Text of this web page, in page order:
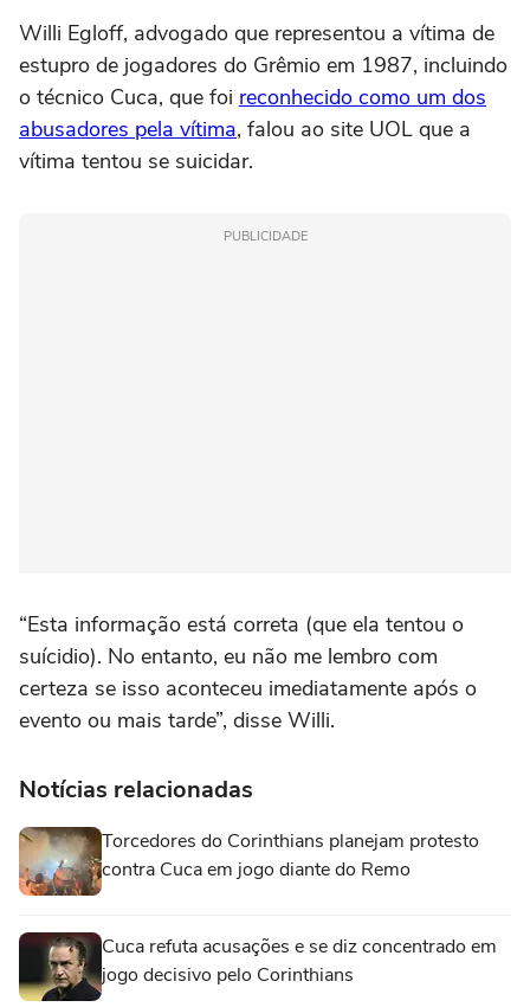
Willi Egloff, advogado que representou a vítima de
estupro de jogadores do Grêmio em 1987, incluindo
o técnico Cuca, que foi reconhecido como um dos
abusadores pela vítima, falou ao site UOL que a
vítima tentou se suicidar.
PUBLICIDADE
“Esta informação está correta (que ela tentou o
suícidio). No entanto, eu não me lembro com
certeza se isso aconteceu imediatamente após o
evento ou mais tarde”, disse Willi.
Notícias relacionadas
Torcedores do Corinthians planejam protesto
contra Cuca em jogo diante do Remo
Cuca refuta acusações e se diz concentrado em
jogo decisivo pelo Corinthians